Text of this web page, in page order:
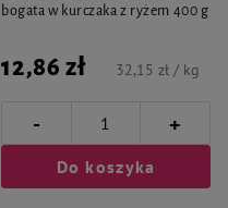
bogata w kurczaka z ryżem 400 g
12,86 zł 32,15 zł / kg
- +
Do koszyka